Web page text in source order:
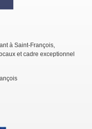
à Saint-François,
et cadre exceptionnel